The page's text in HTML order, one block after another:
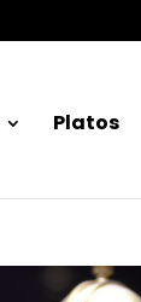
Platos